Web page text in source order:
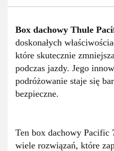
Box dachowy Thule
doskonałych
które skutecznie
podczas jazdy. Jego
podróżowanie staje się
bezpieczne.
Ten box dachowy Pacific
wiele rozwiązań, które